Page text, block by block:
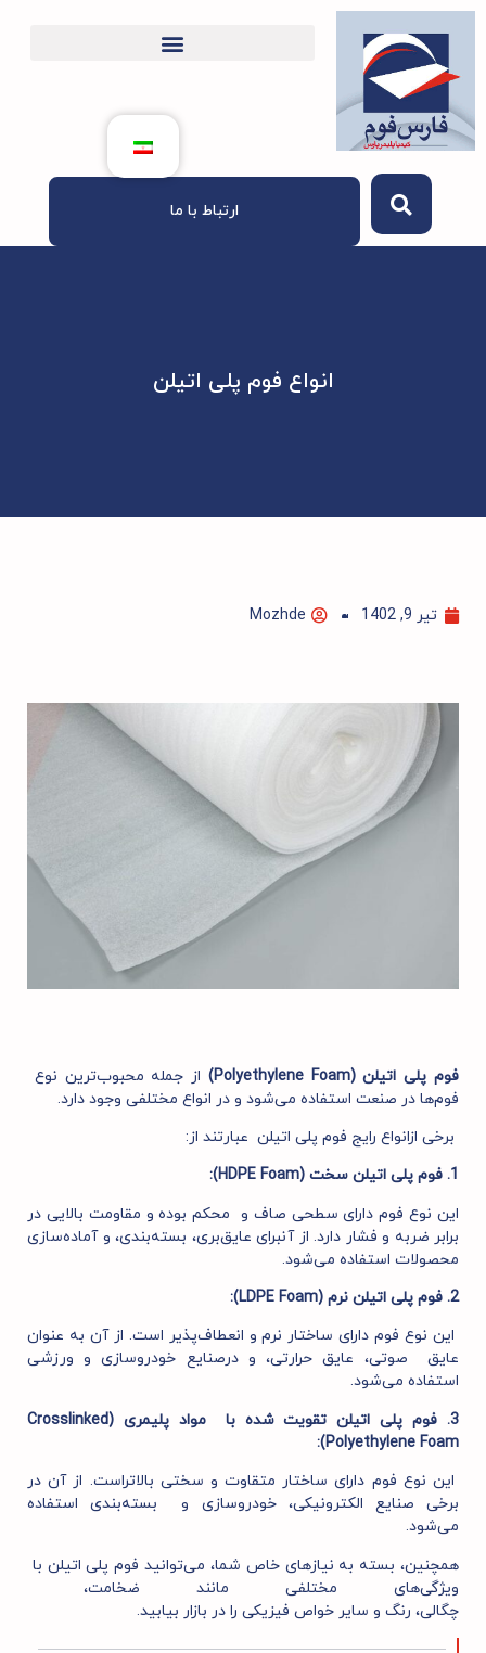
ارتباط با ما
انواع فوم پلی اتیلن
تیر 9, 1402 Mozhde
فوم پلی اتیلن (Polyethylene Foam)
از جمله محبوب‌ترین نوع
فوم‌ها در صنعت استفاده می‌شود و در انواع مختلفی وجود دارد.
برخی ازانواع رایج فوم پلی اتیلن عبارتند از:
1. فوم پلی اتیلن سخت (HDPE Foam):
این نوع فوم دارای سطحی صاف و محکم بوده و مقاومت بالایی در
برابر ضربه و فشار دارد. از آنبرای عایق‌بری، بسته‌بندی، و آماده‌سازی
محصولات استفاده می‌شود.
2. فوم پلی اتیلن نرم (LDPE Foam):
این نوع فوم دارای ساختار نرم و انعطاف‌پذیر است. از آن به عنوان
عایق صوتی، عایق حرارتی، و درصنایع خودروسازی و ورزشی
استفاده می‌شود.
3. فوم پلی اتیلن تقویت شده با مواد پلیمری (Crosslinked
Polyethylene Foam):
این نوع فوم دارای ساختار متقاوت و سختی بالاتراست. از آن در
برخی صنایع الکترونیکی، خودروسازی و بسته‌بندی استفاده
می‌شود.
همچنین، بسته به نیازهای خاص شما، می‌توانید فوم پلی اتیلن با
ویژگی‌های مختلفی مانند ضخامت،
چگالی، رنگ و سایر خواص فیزیکی را در بازار بیابید.